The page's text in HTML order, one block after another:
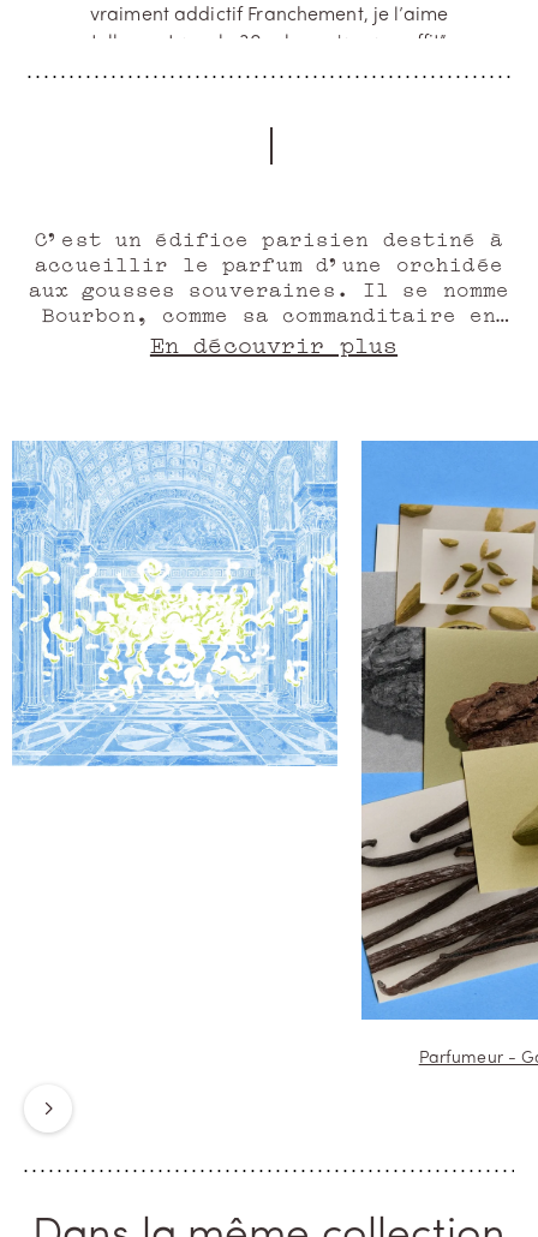
vraiment addictif Franchement, je l’aime
tellement que le 30 ml ne m'a pas suffit”
HAMZA Verified Buyer
Vanilla
C’est un édifice parisien destiné à
accueillir le parfum d’une orchidée
aux gousses souveraines. Il se nomme
Bourbon, comme sa commanditaire en
1722, la princesse Louise-Françoise
de Bourbon. Bourbon, comme
spécifiquement dans l’océan Indien.
Palais Bourbon est un lieu fait pour
les alliances inédites. Derrière son
fronton majestueux, la persuasive
vanille de Madagascar n’exerce pas
seule son pouvoir. Elle compose avec
l’ambre et le oud qui développent
avec chaleur leurs notes. Au
perchoir, le parfumeur Gaël Montero
tempère et guide. Trois parties
occupent l’hémicycle, représentées
par les épices, les bois et les
baumes et chacun, dans cette
assemblée olfactive, apporte sa
touche et son caractère. Le poivre
noir de Madagascar, soutenu par la
Cardamome d’Inde et la Cannelle du
Laos donnent le ton : vif et ardent.
L’akigalawood, le vétiver et le
patchouli votent en faveur d’une
voluptueuse intensité. Le benjoin du
Laos, le baume du Pérou et la fève
tonka du Brésil emportent par leur
douceur l’adhésion. Parfum de
contraste et de concertation, Palais
Bourbon séduit à main levée : celle
En découvrir plus
Parfumeur -
Suivant